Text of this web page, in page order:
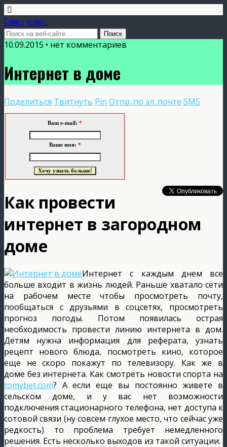
Сами с усами...
10.09.2015 • нет комментариев
Интернет в доме
Поделиться Твитнуть Pin Отпр. по эл. почте SMS
Ваш e-mail: *
Ваше имя: *
Как провести
интернет в загородном
доме
Интернет с каждым днем все
больше входит в жизнь людей. Раньше хватало сети
на рабочем месте чтобы просмотреть почту,
пообщаться с друзьями в соцсетях, просмотреть
прогноз погоды. Потом появилась острая
необходимость провести линию интернета в дом.
Детям нужна информация для реферата, узнать
рецепт нового блюда, посмотреть кино, которое
еще не скоро покажут по телевизору. Как же в
доме без интернета. Как смотреть новости спорта на
tomybet.com? А если еще вы постоянно живете в
сельском доме, и у вас нет возможности
подключения стационарного телефона, нет доступа к
сотовой связи (ну совсем глухое место, что сейчас уже
редкость) то проблема требует немедленного
решения. Есть несколько выходов из такой ситуации.